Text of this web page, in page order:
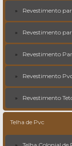
Revestimento
Revestimento
Revestimento
Revestimento
Revestimento
Telha de Pvc